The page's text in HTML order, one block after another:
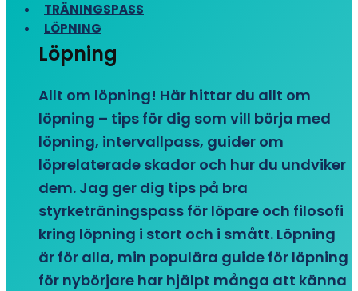
TRÄNINGSPASS
LÖPNING
Löpning
Allt om löpning! Här hittar du allt om
löpning – tips för dig som vill börja med
löpning, intervallpass, guider om
löprelaterade skador och hur du undviker
dem. Jag ger dig tips på bra
styrketräningspass för löpare och filosofi
kring löpning i stort och i smått. Löpning
är för alla, min populära guide för löpning
för nybörjare har hjälpt många att känna